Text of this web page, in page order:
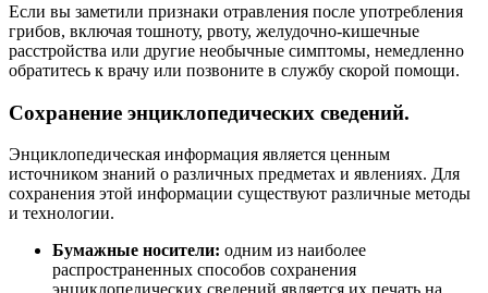
Если вы заметили признаки отравления после употребления
грибов, включая тошноту, рвоту, желудочно-кишечные
расстройства или другие необычные симптомы, немедленно
обратитесь к врачу или позвоните в службу скорой помощи.
Сохранение энциклопедических сведений.
Энциклопедическая информация является ценным
источником знаний о различных предметах и явлениях. Для
сохранения этой информации существуют различные методы
и технологии.
Бумажные носители: одним из наиболее
распространенных способов сохранения